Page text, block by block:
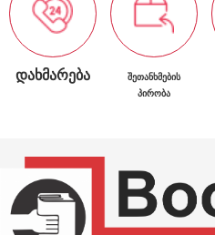
ᲓᲐᲮᲛᲐᲠᲔᲑᲐ
ᲨᲔᲗᲐᲜᲮᲛᲔᲑᲘᲡ
ᲞᲘᲠᲝᲑᲐ